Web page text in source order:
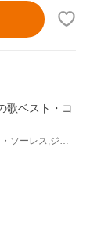
歌ベスト・コ